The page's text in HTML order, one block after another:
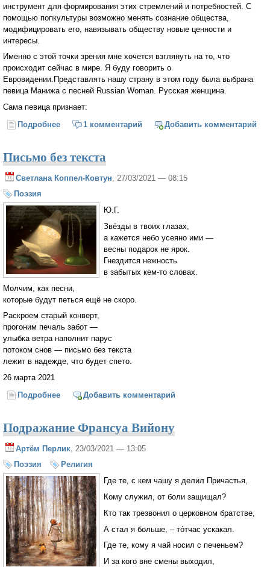
инструмент для формирования этих стремлений и потребностей. С
помощью попкультуры возможно менять сознание общества,
модифицировать его, навязывать обществу новые ценности и
интересы.
Именно с этой точки зрения мне хочется взглянуть на то, что
происходит сейчас в мире. Я буду говорить о
Евровидении.Представлять нашу страну в этом году была выбрана
певица Манижа с песней Russian Woman. Русская женщина.
Сама певица признает:
Подробнее о Русская женщина?
1 комментарий Добавить комментарий
Письмо без текста
Светлана Коппел-Ковтун , 27/03/2021 — 08:15
Поэзия
Ю.Г.
Звёзды в твоих глазах,
а кажется небо усеяно ими —
весны подарок не ярок.
Гнездится нежность
в забытых кем-то словах.
Молчим, как песни,
которые будут петься ещё не скоро.
Раскроем старый конверт,
прогоним печаль забот —
улыбка ветра наполнит парус
потоком снов — письмо без текста
лежит в надежде, что будет спето.
26 марта 2021
Подробнее о Письмо без текста
Добавить комментарий
Подражание Франсуа Вийону
Артём Перлик , 23/03/2021 — 13:05
Поэзия
Религия
Где те, с кем чашу я делил Причастья,
Кому служил, от боли защищал?
Кто так трезвонил о церковном братстве,
А стал я больше, – то́тчас ускакал.
Где те, кому я чай носил с печеньем?
И за кого вне смены выходил,